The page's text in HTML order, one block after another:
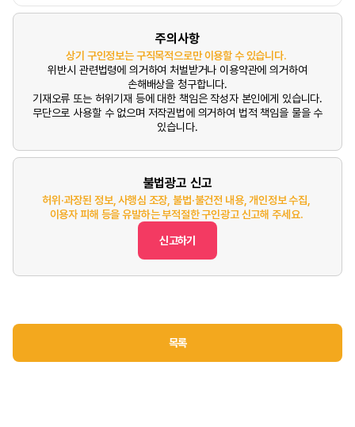
주의사항
상기 구인정보는 구직목적으로만 이용할 수 있습니다.
위반시 관련법령에 의거하여 처벌받거나 이용약관에 의거하여
손해배상을 청구합니다.
기재오류 또는 허위기재 등에 대한 책임은 작성자 본인에게 있습니다.
무단으로 사용할 수 없으며 저작권법에 의거하여 법적 책임을 물을 수
있습니다.
불법광고 신고
허위·과장된 정보, 사행심 조장, 불법·불건전 내용, 개인정보 수집,
이용자 피해 등을 유발하는 부적절한 구인광고 신고해 주세요.
신고하기
목록